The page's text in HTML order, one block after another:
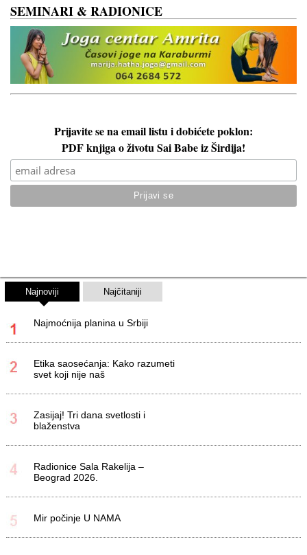
SEMINARI & RADIONICE
Prijavite se na email listu i dobićete poklon:
PDF knjiga o životu Sai Babe iz Širdija!
Najnoviji Najčitaniji
Najmoćnija planina u Srbiji
Etika saosećanja: Kako razumeti
svet koji nije naš
Zasijaj! Tri dana svetlosti i
blaženstva
Radionice Sala Rakelija –
Beograd 2026.
Mir počinje U NAMA